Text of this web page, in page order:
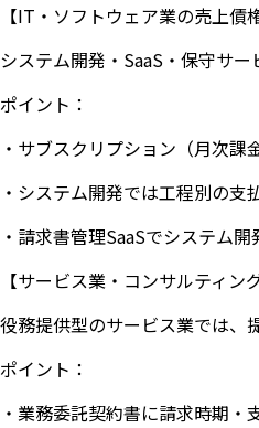
【IT・ソフトウェア業の売上債
システム開発・SaaS・保守サ
ポイント：
・サブスクリプション（月次
・システム開発では工程別の
・請求書管理SaaSでシステム
【サービス業・コンサルティン
役務提供型のサービス業では、
ポイント：
・業務委託契約書に請求時期